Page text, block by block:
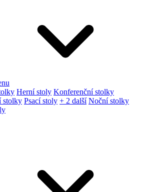
Herní stoly Konferenční stolky
stolky Psací stoly + 2 další Noční stolky